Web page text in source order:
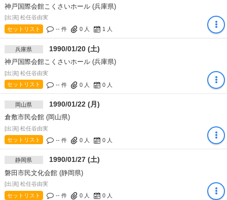
神戸国際会館こくさいホール (兵庫県)
[出演] 松任谷由実
セットリスト
-- 件 0人 1 人
兵庫県 1990/01/20 (土)
神戸国際会館こくさいホール (兵庫県)
[出演] 松任谷由実
セットリスト
-- 件 0人 0人
岡山県 1990/01/22 (月)
倉敷市民会館 (岡山県)
[出演] 松任谷由実
セットリスト
-- 件 0人 0人
静岡県 1990/01/27 (土)
磐田市民文化会館 (静岡県)
[出演] 松任谷由実
セットリスト
-- 件 0人 0人